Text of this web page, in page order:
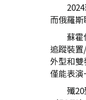
而俄羅
蘇霍
追蹤裝
外型和
僅能表
殲